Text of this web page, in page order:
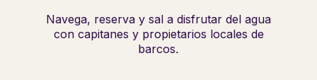
Navega, reserva y sal a disfrutar del agua
con capitanes y propietarios locales de
barcos.